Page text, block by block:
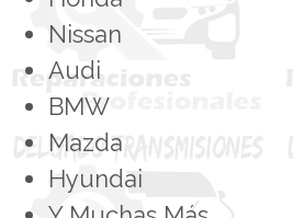
Nissan
Audi
BMW
Mazda
Hyundai